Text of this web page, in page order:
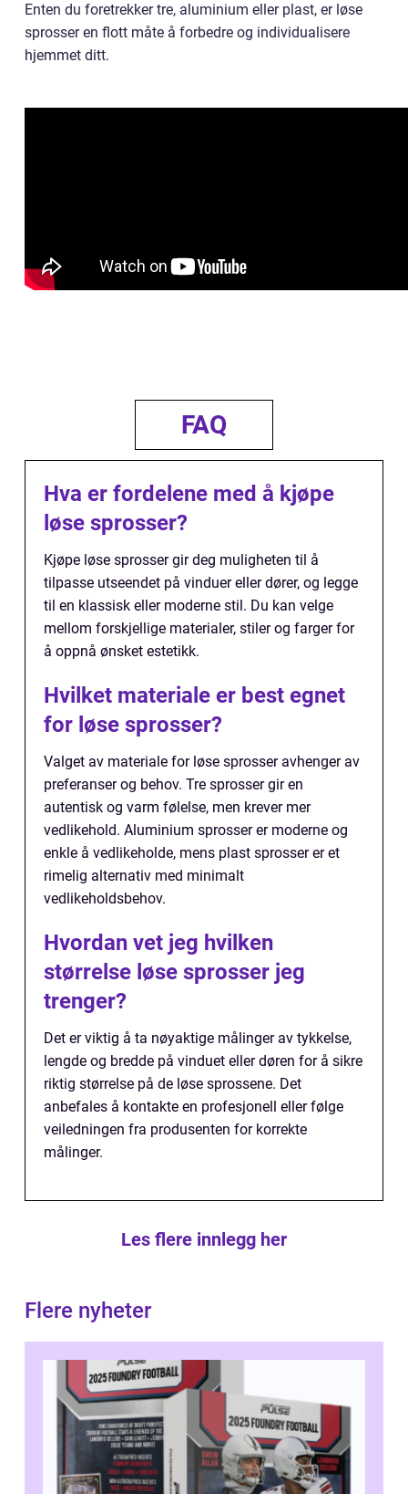
Enten du foretrekker tre, aluminium eller plast, er løse
sprosser en flott måte å forbedre og individualisere
hjemmet ditt.
FAQ
Hva er fordelene med å kjøpe
løse sprosser?
Kjøpe løse sprosser gir deg muligheten til å
tilpasse utseendet på vinduer eller dører, og legge
til en klassisk eller moderne stil. Du kan velge
mellom forskjellige materialer, stiler og farger for
å oppnå ønsket estetikk.
Hvilket materiale er best egnet
for løse sprosser?
Valget av materiale for løse sprosser avhenger av
preferanser og behov. Tre sprosser gir en
autentisk og varm følelse, men krever mer
vedlikehold. Aluminium sprosser er moderne og
enkle å vedlikeholde, mens plast sprosser er et
rimelig alternativ med minimalt
vedlikeholdsbehov.
Hvordan vet jeg hvilken
størrelse løse sprosser jeg
trenger?
Det er viktig å ta nøyaktige målinger av tykkelse,
lengde og bredde på vinduet eller døren for å sikre
riktig størrelse på de løse sprossene. Det
anbefales å kontakte en profesjonell eller følge
veiledningen fra produsenten for korrekte
målinger.
Les flere innlegg her
Flere nyheter